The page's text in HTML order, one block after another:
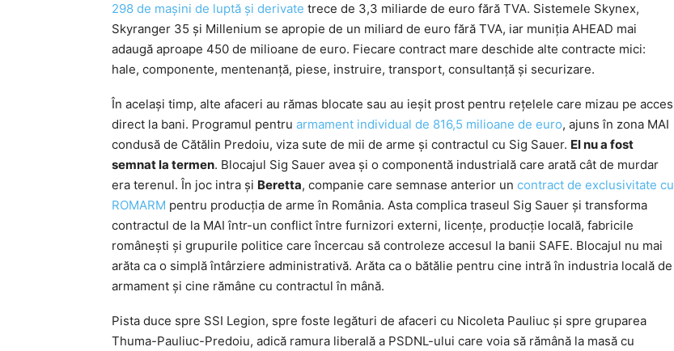
298 de mașini de luptă și derivate trece de 3,3 miliarde de euro fără TVA. Sistemele Skynex,
Skyranger 35 și Millenium se apropie de un miliard de euro fără TVA, iar muniția AHEAD mai
adaugă aproape 450 de milioane de euro. Fiecare contract mare deschide alte contracte mici:
hale, componente, mentenanță, piese, instruire, transport, consultanță și securizare.
În același timp, alte afaceri au rămas blocate sau au ieșit prost pentru rețelele care mizau pe acces
direct la bani. Programul pentru armament individual de 816,5 milioane de euro, ajuns în zona MAI
condusă de Cătălin Predoiu, viza sute de mii de arme și contractul cu Sig Sauer. El nu a fost
semnat la termen. Blocajul Sig Sauer avea și o componentă industrială care arată cât de murdar
era terenul. În joc intra și Beretta, companie care semnase anterior un contract de exclusivitate cu
ROMARM pentru producția de arme în România. Asta complica traseul Sig Sauer și transforma
contractul de la MAI într-un conflict între furnizori externi, licențe, producție locală, fabricile
românești și grupurile politice care încercau să controleze accesul la banii SAFE. Blocajul nu mai
arăta ca o simplă întârziere administrativă. Arăta ca o bătălie pentru cine intră în industria locală de
armament și cine rămâne cu contractul în mână.
Pista duce spre SSI Legion, spre foste legături de afaceri cu Nicoleta Pauliuc și spre gruparea
Thuma-Pauliuc-Predoiu, adică ramura liberală a PSDNL-ului care voia să rămână la masă cu